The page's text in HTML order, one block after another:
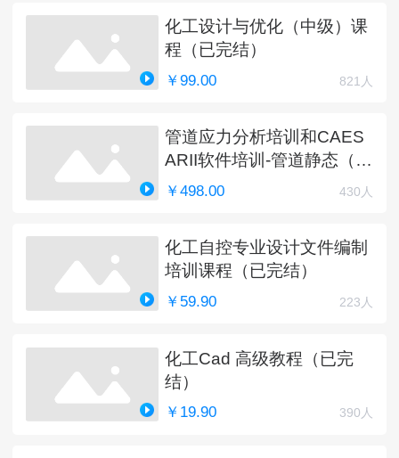
化工设计与优化（中级）课
程（已完结）
￥99.00 821人
管道应力分析培训和CAES
ARII软件培训-管道静态（完
结）
￥498.00 430人
化工自控专业设计文件编制
培训课程（已完结）
￥59.90 223人
化工Cad 高级教程（已完
结）
￥19.90 390人